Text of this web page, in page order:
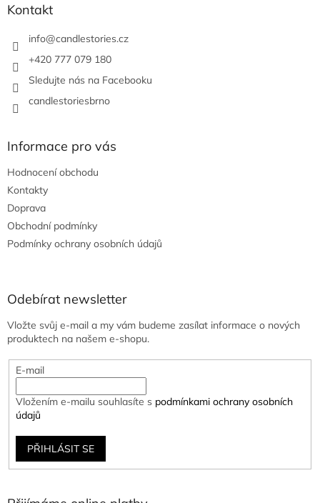
Kontakt
info@candlestories.cz
+420 777 079 180
Sledujte nás na Facebooku
candlestoriesbrno
Informace pro vás
Hodnocení obchodu
Kontakty
Doprava
Obchodní podmínky
Podmínky ochrany osobních údajů
Odebírat newsletter
Vložte svůj e-mail a my vám budeme zasílat informace o nových
produktech na našem e-shopu.
E-mail
Vložením e-mailu souhlasíte s podmínkami ochrany osobních
údajů
PŘIHLÁSIT SE